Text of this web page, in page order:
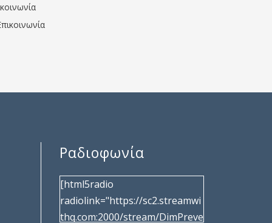
Ραδιοφωνία
[html5radio
radiolink="https://sc2.streamwi
thq.com:2000/stream/DimPreve